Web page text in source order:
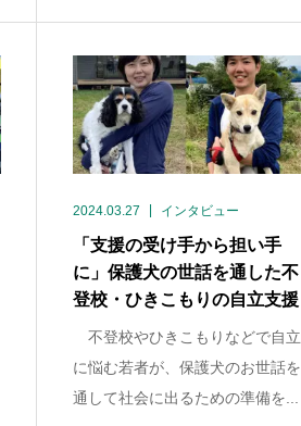
2024.03.27 インタビュー
「支援の受け手から担い手
に」保護犬の世話を通した不
登校・ひきこもりの自立支援
不登校やひきこもりなどで自立
に悩む若者が、保護犬のお世話を
通して社会に出るための準備を...